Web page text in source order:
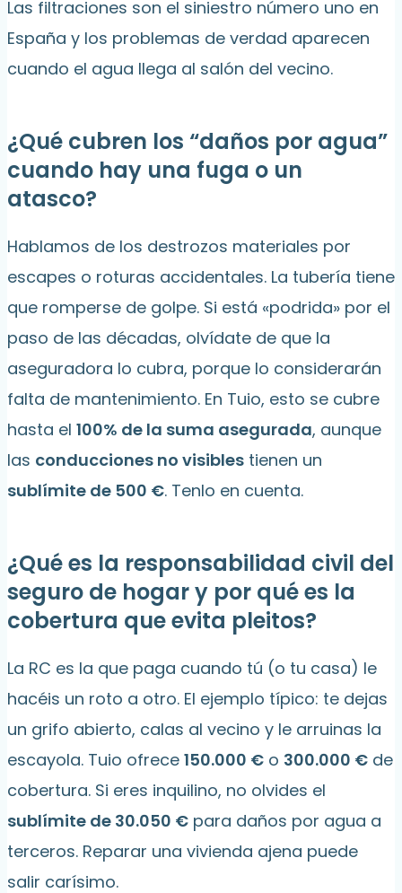
Las filtraciones son el siniestro número uno en
España y los problemas de verdad aparecen
cuando el agua llega al salón del vecino.
¿Qué cubren los “daños por agua”
cuando hay una fuga o un
atasco?
Hablamos de los destrozos materiales por
escapes o roturas accidentales. La tubería tiene
que romperse de golpe. Si está «podrida» por el
paso de las décadas, olvídate de que la
aseguradora lo cubra, porque lo considerarán
falta de mantenimiento. En Tuio, esto se cubre
hasta el 100% de la suma asegurada, aunque
las conducciones no visibles tienen un
sublímite de 500 €. Tenlo en cuenta.
¿Qué es la responsabilidad civil del
seguro de hogar y por qué es la
cobertura que evita pleitos?
La RC es la que paga cuando tú (o tu casa) le
hacéis un roto a otro. El ejemplo típico: te dejas
un grifo abierto, calas al vecino y le arruinas la
escayola. Tuio ofrece 150.000 € o 300.000 € de
cobertura. Si eres inquilino, no olvides el
sublímite de 30.050 € para daños por agua a
terceros. Reparar una vivienda ajena puede
salir carísimo.